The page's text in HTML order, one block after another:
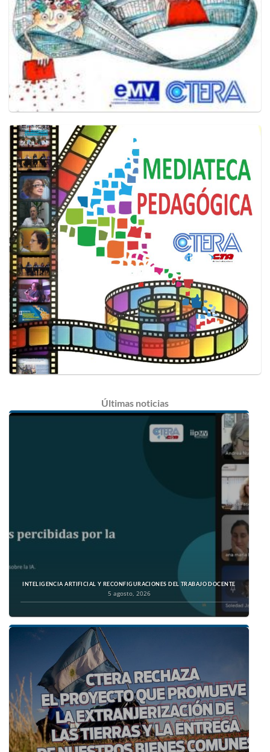
Últimas noticias
INTELIGENCIA ARTIFICIAL Y RECONFIGURACIONES DEL TRABAJO DOCENTE
5 agosto, 2026